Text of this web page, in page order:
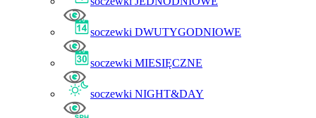
soczewki DWUTYGODNIOWE
soczewki MIESIĘCZNE
soczewki NIGHT&DAY